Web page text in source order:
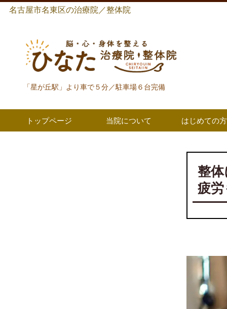
名古屋市名東区の治療院／整体院
「星が丘駅」より車で５分／駐車場６台完備
トップページ 当院について はじめての
整
疲